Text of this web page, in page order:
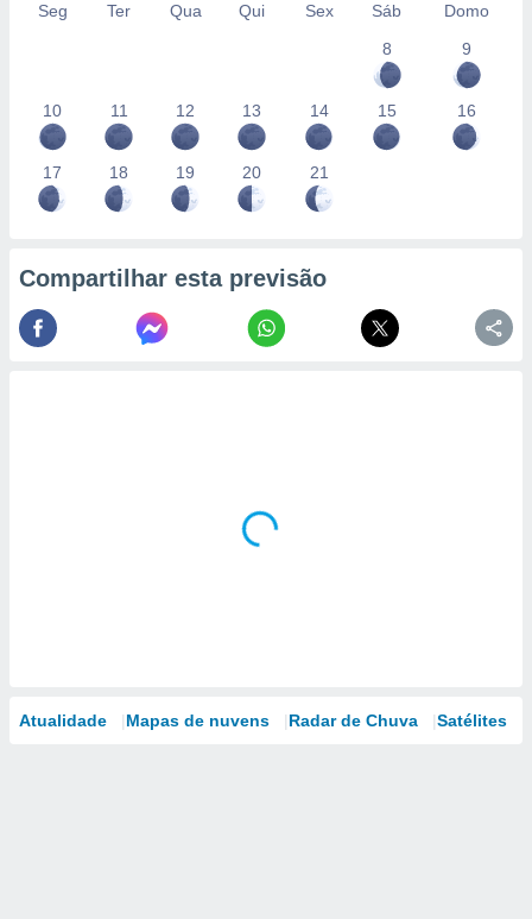
Seg Ter Qua Qui Sex Sáb
Domo
8
9
10 11 12 13 14 15 16
17 18 19 20 21
Compartilhar esta previsão
Atualidade Mapas de nuvens Radar de Chuva Satélites